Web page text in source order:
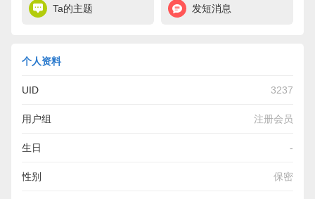
Ta的主题 发短消息
个人资料
UID 3237
用户组 注册会员
生日 -
性别 保密